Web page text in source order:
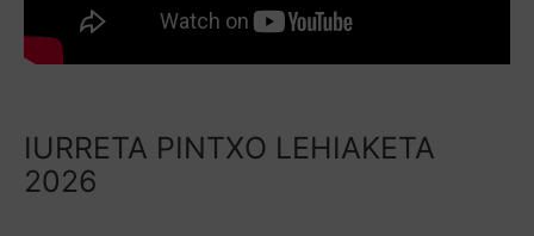
IURRETA PINTXO LEHIAKETA
2026